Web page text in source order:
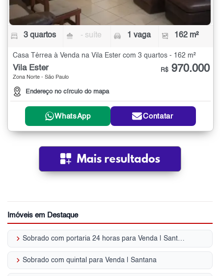
3 quartos - suíte 1 vaga 162 m²
Casa Térrea à Venda na Vila Ester com 3 quartos - 162 m²
Vila Ester
Zona Norte - São Paulo
Endereço no círculo do mapa
R$ 970.000
WhatsApp Contatar
Imóveis em Destaque
keyboard_arrow_right Sobrado com portaria 24 horas para Venda | Santana
keyboard_arrow_right Sobrado com quintal para Venda | Santana